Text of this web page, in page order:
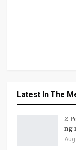
Latest In The
2
ng